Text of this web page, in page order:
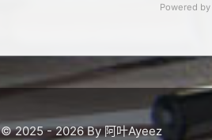
Powered by
© 2025 - 2026 By 阿叶Ayeez